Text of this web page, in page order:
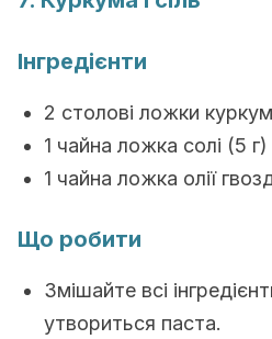
Інгредієнти
2 столові ложки
1 чайна ложка солі (5 г)
1 чайна ложка олії
Що робити
Змішайте всі
утвориться паста.